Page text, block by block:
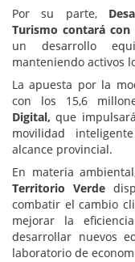
Por su parte,
Turismo contará con
un desarrollo
manteniendo activos
La apuesta por la
con los 15,6
Digital, que
movilidad
alcance provincial.
En materia
Territorio Verde
combatir el cambio
mejorar la
desarrollar nuevos
laboratorio de